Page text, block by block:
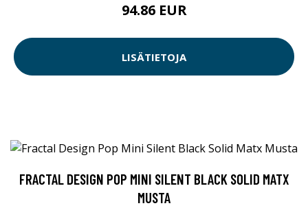
94.86 EUR
LISÄTIETOJA
FRACTAL DESIGN POP MINI SILENT BLACK SOLID MATX
MUSTA